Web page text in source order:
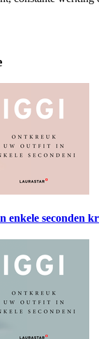
enkele seconden